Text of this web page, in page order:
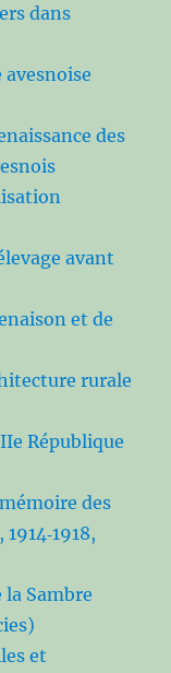
dans
des
avant
et de
rurale
République
des
la Sambre
et